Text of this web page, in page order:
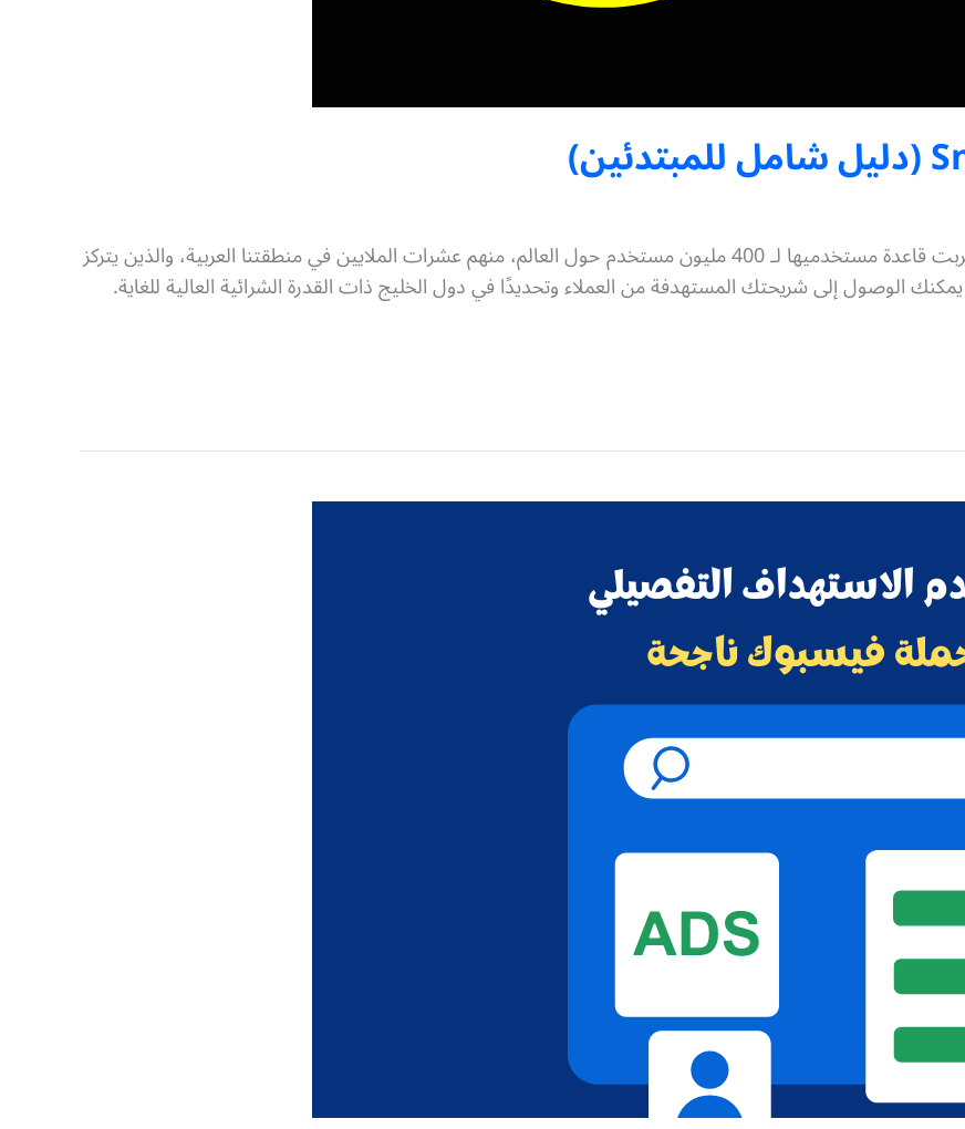
إعلانات سناب شات باتت قناة تسويقية ممتازة، حيث اقتربت قاعدة مستخدميها لـ 400 مليون مستخدم حول العالم، منهم عشرات الملايين في منطقتنا العربية، والذين يتركز
الوصول إلى شريحتك المستهدفة من العملاء وتحديدًا في دول الخليج ذات القدرة الشرائية العالية للغاية.